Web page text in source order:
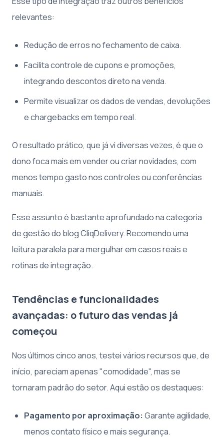
relevantes:
Redução de erros no fechamento de caixa.
Facilita controle de cupons e promoções,
integrando descontos direto na venda.
Permite visualizar os dados de vendas, devoluções
e chargebacks em tempo real.
O resultado prático, que já vi diversas vezes, é que o
dono foca mais em vender ou criar novidades, com
menos tempo gasto nos controles ou conferências
manuais.
Esse assunto é bastante aprofundado na categoria
de gestão do blog CliqDelivery. Recomendo uma
leitura paralela para mergulhar em casos reais e
rotinas de integração.
Tendências e funcionalidades
avançadas: o futuro das vendas já
começou
Nos últimos cinco anos, testei vários recursos que, de
início, pareciam apenas "comodidade", mas se
tornaram padrão do setor. Aqui estão os destaques:
Pagamento por aproximação: Garante agilidade,
menos contato físico e mais segurança.